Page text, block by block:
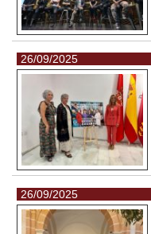
26/09/2025
26/09/2025